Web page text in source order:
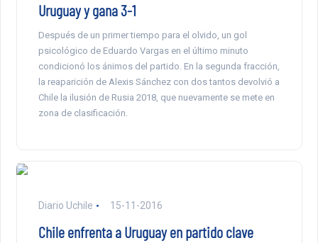
Uruguay y gana 3-1
Después de un primer tiempo para el olvido, un gol
psicológico de Eduardo Vargas en el último minuto
condicionó los ánimos del partido. En la segunda fracción,
la reaparición de Alexis Sánchez con dos tantos devolvió a
Chile la ilusión de Rusia 2018, que nuevamente se mete en
zona de clasificación.
Diario Uchile 15-11-2016
Chile enfrenta a Uruguay en partido clave